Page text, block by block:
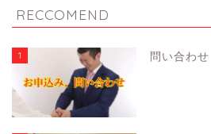
RECCOMEND
1 問い合わせ